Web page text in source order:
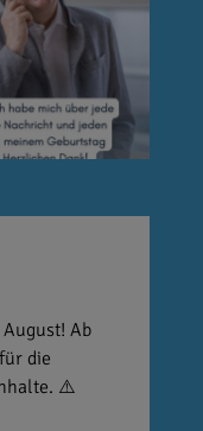
Ab
die
⚠️